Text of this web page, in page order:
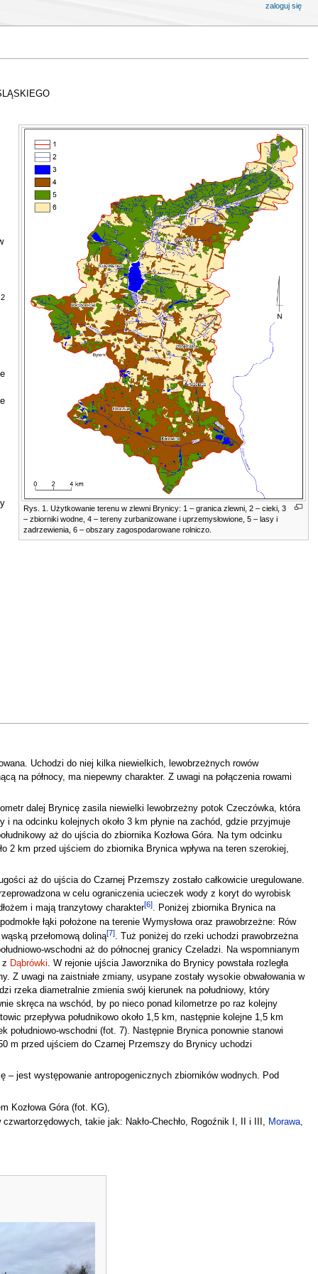
Rys. 1. Użytkowanie terenu w zlewni Brynicy: 1 – granica zlewni, 2 – cieki, 3
– zbiorniki wodne, 4 – tereny zurbanizowane i uprzemysłowione, 5 – lasy i
zadrzewienia, 6 – obszary zagospodarowane rolniczo.
2
Uchodzi do niej kilka niewielkich, lewobrzeżnych rowów
na północy, ma niepewny charakter. Z uwagi na połączenia rowami
dalej Brynicę zasila niewielki lewobrzeżny potok Czeczówka, która
na odcinku kolejnych około 3 km płynie na zachód, gdzie przyjmuje
aż do ujścia do zbiornika Kozłowa Góra. Na tym odcinku
km przed ujściem do zbiornika Brynica wpływa na teren szerokiej,
aż do ujścia do Czarnej Przemszy zostało całkowicie uregulowane.
w celu ograniczenia ucieczek wody z koryt do wyrobisk
i mają tranzytowy charakter[6]. Poniżej zbiornika Brynica na
łąki położone na terenie Wymysłowa oraz prawobrzeżne: Rów
przełomową doliną[7]. Tuż poniżej do rzeki uchodzi prawobrzeżna
wschodni aż do północnej granicy Czeladzi. Na wspomnianym
z Dąbrówki. W rejonie ujścia Jaworznika do Brynicy powstała rozległa
uwagi na zaistniałe zmiany, usypane zostały wysokie obwałowania w
rzeka diametralnie zmienia swój kierunek na południowy, który
skręca na wschód, by po nieco ponad kilometrze po raz kolejny
przepływa południkowo około 1,5 km, następnie kolejne 1,5 km
południowo-wschodni (fot. 7). Następnie Brynica ponownie stanowi
m przed ujściem do Czarnej Przemszy do Brynicy uchodzi
jest występowanie antropogenicznych zbiorników wodnych. Pod
Kozłowa Góra (fot. KG),
takie jak: Nakło-Chechło, Rogoźnik I, II i III,
Morawa,
zaloguj się